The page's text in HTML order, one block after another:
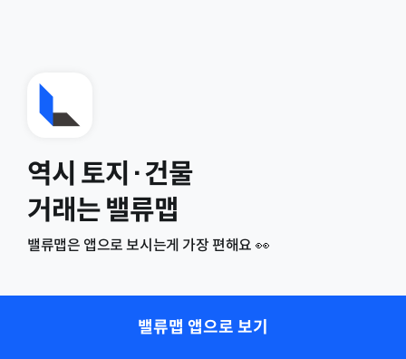
역시 토지·건물
거래는 밸류맵
밸류맵은 앱으로 보시는게 가장 편해요 👀
밸류맵 앱으로 보기